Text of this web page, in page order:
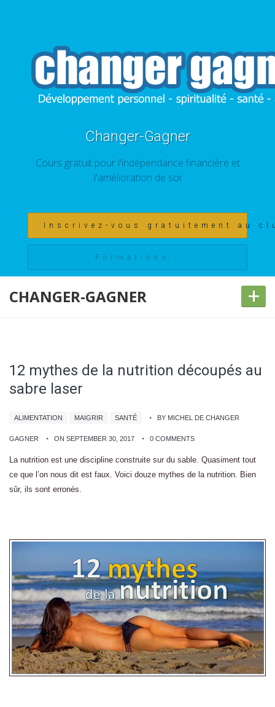
Changer-Gagner
Cours gratuit pour l'indépendance financière et
l'amélioration de soi
Inscrivez-vous gratuitement au
Formations !
CHANGER-GAGNER +
12 mythes de la nutrition découpés au
sabre laser
ALIMENTATION MAIGRIR SANTÉ BY MICHEL DE CHANGER
GAGNER ON SEPTEMBER 30, 2017 0 COMMENTS
La nutrition est une discipline construite sur du sable. Quasiment tout
ce que l’on nous dit est faux. Voici douze mythes de la nutrition. Bien
sûr, ils sont erronés.